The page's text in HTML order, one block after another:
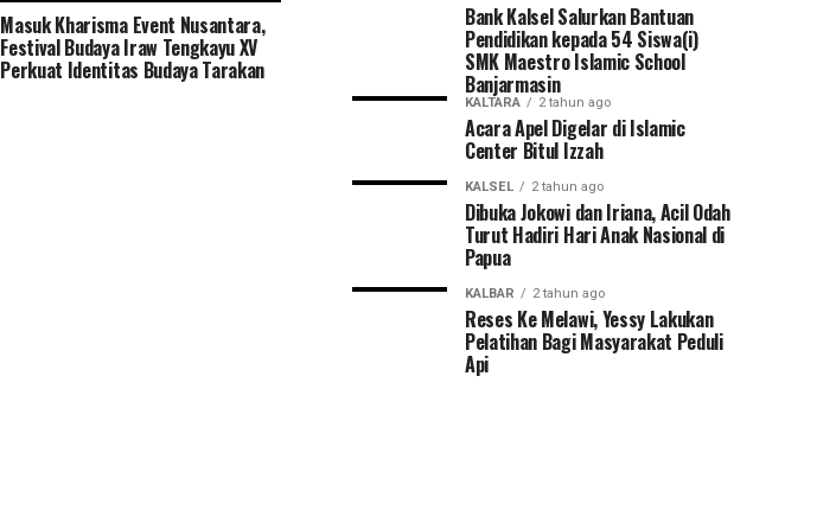
Masuk Kharisma Event Nusantara,
Festival Budaya Iraw Tengkayu XV
Perkuat Identitas Budaya Tarakan
Bank Kalsel Salurkan Bantuan
Pendidikan kepada 54 Siswa(i)
SMK Maestro Islamic School
Banjarmasin
KALTARA 2 tahun ago
Acara Apel Digelar di Islamic
Center Bitul Izzah
KALSEL 2 tahun ago
Dibuka Jokowi dan Iriana, Acil Odah
Turut Hadiri Hari Anak Nasional di
Papua
KALBAR 2 tahun ago
Reses Ke Melawi, Yessy Lakukan
Pelatihan Bagi Masyarakat Peduli
Api